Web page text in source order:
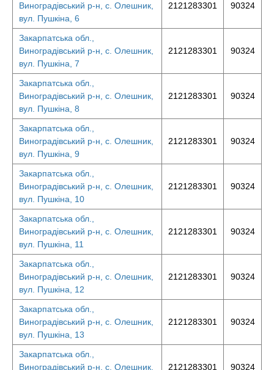
Виноградівський р-н, с. Олешник,
вул. Пушкіна, 6
2121283301 90324
Закарпатська обл.,
Виноградівський р-н, с. Олешник,
вул. Пушкіна, 7
2121283301 90324
Закарпатська обл.,
Виноградівський р-н, с. Олешник,
вул. Пушкіна, 8
2121283301 90324
Закарпатська обл.,
Виноградівський р-н, с. Олешник,
вул. Пушкіна, 9
2121283301 90324
Закарпатська обл.,
Виноградівський р-н, с. Олешник,
вул. Пушкіна, 10
2121283301 90324
Закарпатська обл.,
Виноградівський р-н, с. Олешник,
вул. Пушкіна, 11
2121283301 90324
Закарпатська обл.,
Виноградівський р-н, с. Олешник,
вул. Пушкіна, 12
2121283301 90324
Закарпатська обл.,
Виноградівський р-н, с. Олешник,
вул. Пушкіна, 13
2121283301 90324
Закарпатська обл.,
Виноградівський р-н, с. Олешник,
2121283301 90324